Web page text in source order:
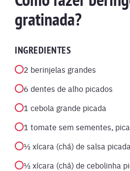
gratinada?
INGREDIENTES
2 berinjelas grandes
6 dentes de alho picados
1 cebola grande picada
1 tomate sem sementes,
½ xícara (chá) de salsa picada
½ xícara (chá) de cebolinha